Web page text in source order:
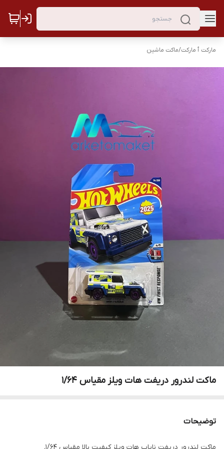
مارکت ٱ مارکت/ماکت ماشین
ماکت لندرور دریفت هات ویلز مقیاس ۱/۶۴
توضیحات